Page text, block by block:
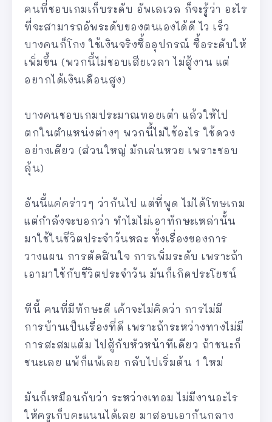
คนที่ชอบเกมเก็บระดับ อัพเลเวล ก็จะรู้ว่า อะไร
ที่จะสามารถอัพระดับของตนเองได้ดี ไว เร็ว
บางคนก็โกง ใช้เงินจริงซื้ออุปกรณ์ ซื้อระดับให้
เพิ่มขึ้น (พวกนี้ไม่ชอบเสียเวลา ไม่สู้งาน แต่
อยากได้เงินเดือนสูง)
บางคนชอบเกมประมาณทอยเต๋า แล้วให้ไป
ตกในตำแหน่งต่างๆ พวกนี้ไม่ใช้อะไร ใช้ดวง
อย่างเดียว (ส่วนใหญ่ มักเล่นหวย เพราะชอบ
ลุ้น)
อันนี้แค่คร่าวๆ ว่ากันไป แต่ที่พูด ไม่ได้โทษเกม
แต่กำลังจะบอกว่า ทำไมไม่เอาทักษะเหล่านั้น
มาใช้ในชีวิตประจำวันหละ ทั้งเรื่องของการ
วางแผน การตัดสินใจ การเพิ่มระดับ เพราะถ้า
เอามาใช้กับชีวิตประจำวัน มันก็เกิดประโยชน์
ทีนี้ คนที่มีทักษะดี เค้าจะไม่คิดว่า การไม่มี
การบ้านเป็นเรื่องที่ดี เพราะถ้าระหว่างทางไม่มี
การสะสมแต้ม ไปสู้กับหัวหน้าทีเดียว ถ้าชนะก็
ชนะเลย แพ้ก็แพ้เลย กลับไปเริ่มต้น 1 ใหม่
มันก็เหมือนกับว่า ระหว่างเทอม ไม่มีงานอะไร
ให้ครูเก็บคะแนนได้เลย มาสอบเอากันกลาง